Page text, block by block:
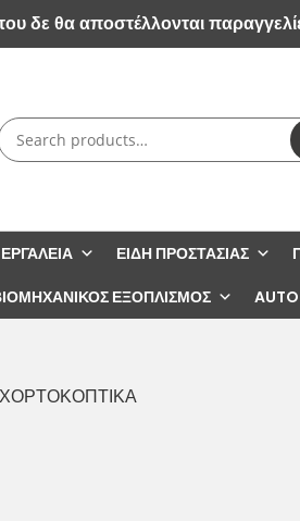
δε θα αποστέλλονται
ΕΊΔΗ ΠΡΟΣΤΑΣΊΑΣ
ΕΞΟΠΛΙΣΜΌΣ